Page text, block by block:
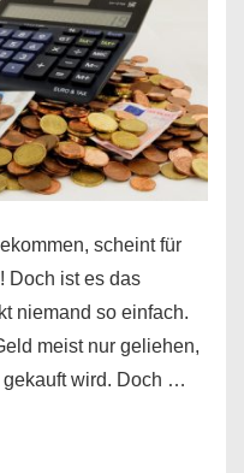
scheint für
Doch ist es das
niemand so einfach.
meist nur geliehen,
gekauft wird. Doch …